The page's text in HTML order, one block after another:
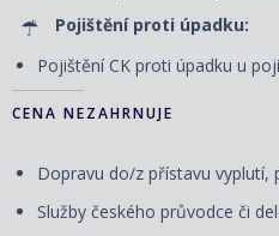
Pojištění proti úpadku:
Pojištění CK proti úpadku u
CENA NEZAHRNUJE
Dopravu do/z přístavu vyplutí,
Služby českého průvodce či